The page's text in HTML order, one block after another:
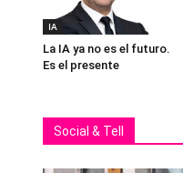
IA
La IA ya no es el futuro.
Es el presente
Social & Tell